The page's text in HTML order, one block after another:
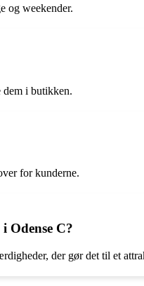
og weekender.
dem i butikken.
for kunderne.
Odense C?
der gør det til et